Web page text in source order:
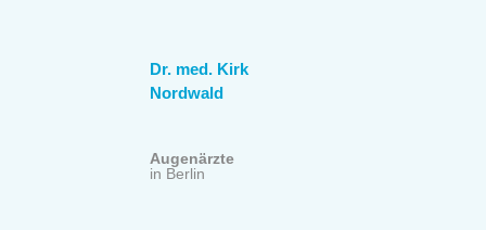
Dr. med. Kirk
Nordwald
Augenärzte
in Berlin